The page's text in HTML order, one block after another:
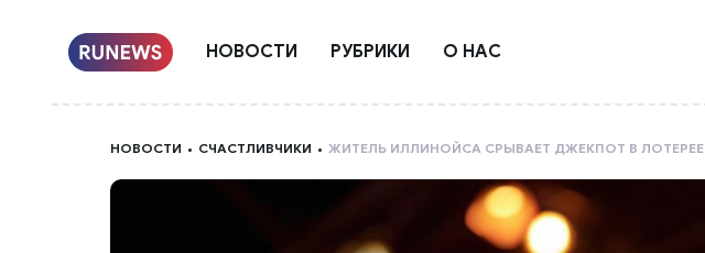
НОВОСТИ РУБРИКИ О НАС
НОВОСТИ СЧАСТЛИВЧИКИ ЖИТЕЛЬ ИЛЛИНОЙСА СРЫВАЕТ ДЖЕКПОТ В ЛОТЕРЕЕ